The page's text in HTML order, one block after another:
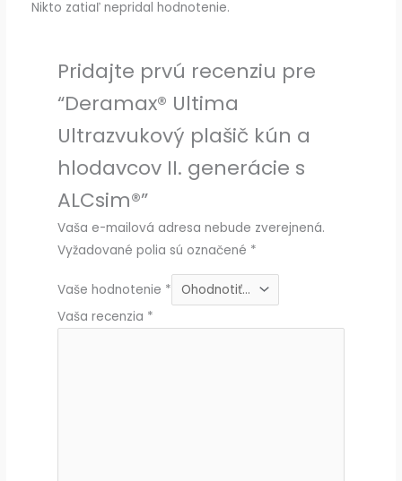
Nikto zatiaľ nepridal hodnotenie.
Pridajte prvú recenziu pre
“Deramax® Ultima
Ultrazvukový plašič kún a
hlodavcov II. generácie s
ALCsim®”
Vaša e-mailová adresa nebude zverejnená.
Vyžadované polia sú označené *
Vaše hodnotenie *
Vaša recenzia *